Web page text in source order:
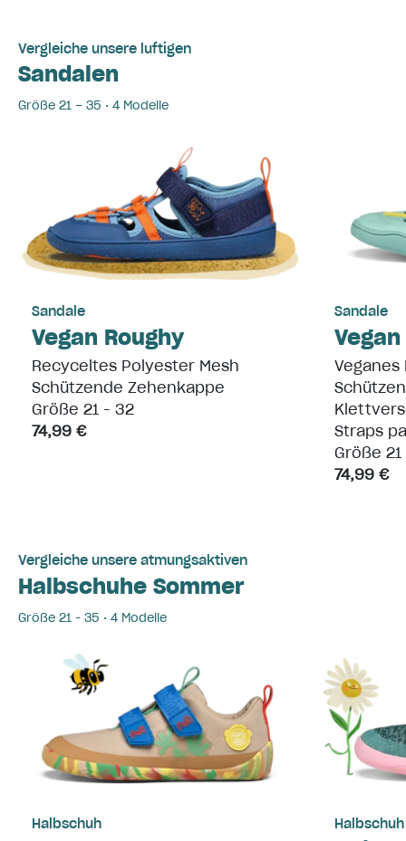
Vergleiche unsere luftigen
Sandalen
Größe 21 – 35 • 4 Modelle
Sandale
Vegan Roughy
Recyceltes Polyester Mesh
Schützende Zehenkappe
Größe 21 - 32
74,99 €
Sandale
Veganes
Straps
Größe
74,99 €
Vergleiche unsere atmungsaktiven
Halbschuhe Sommer
Größe 21 - 35 • 4 Modelle
Halbschuh Halbschuh